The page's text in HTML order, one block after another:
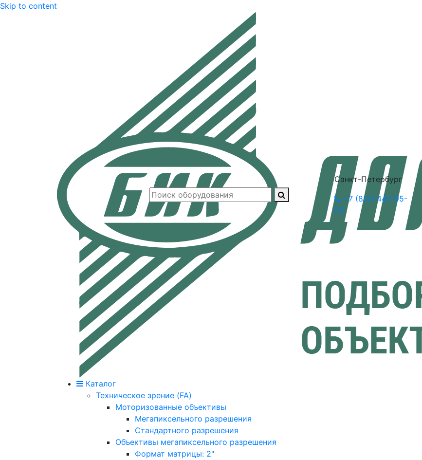
Skip to content
Санкт-Петербург
+7 (812) 447-95-
55
Каталог
Техническое зрение (FA)
Моторизованные объективы
Мегапиксельного разрешения
Стандартного разрешения
Объективы мегапиксельного разрешения
Формат матрицы: 2"